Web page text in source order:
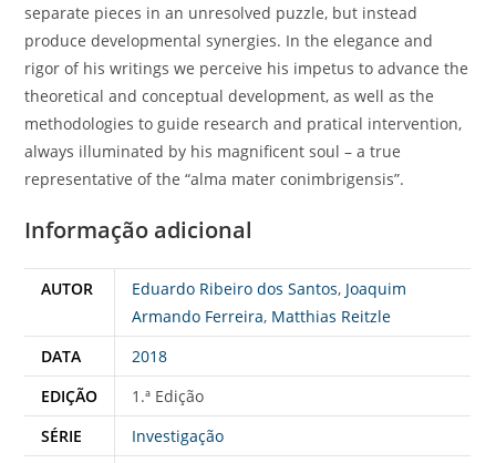
separate pieces in an unresolved puzzle, but instead
produce developmental synergies. In the elegance and
rigor of his writings we perceive his impetus to advance the
theoretical and conceptual development, as well as the
methodologies to guide research and pratical intervention,
always illuminated by his magnificent soul – a true
representative of the “alma mater conimbrigensis”.
Informação adicional
AUTOR Eduardo Ribeiro dos Santos, Joaquim
Armando Ferreira, Matthias Reitzle
DATA
2018
EDIÇÃO
1.ª Edição
SÉRIE
Investigação